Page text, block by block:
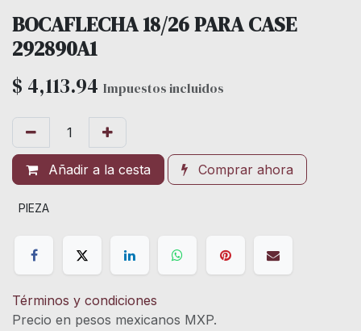
BOCAFLECHA 18/26 PARA CASE
292890A1
$ 4,113.94 Impuestos incluidos
Añadir a la cesta Comprar ahora
PIEZA
Términos y condiciones
Precio en pesos mexicanos MXP.